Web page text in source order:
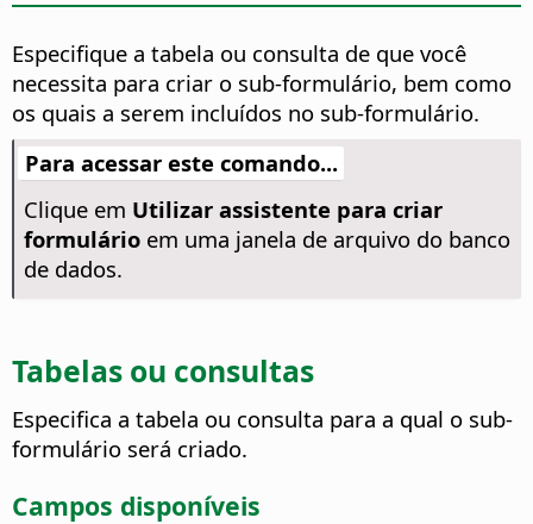
Especifique a tabela ou consulta de que você
necessita para criar o sub-formulário, bem como
os quais a serem incluídos no sub-formulário.
Para acessar este comando...
Clique em Utilizar assistente para criar
formulárioem uma janela de arquivo do banco
de dados.
Tabelas ou consultas
Especifica a tabela ou consulta para a qual o sub-
formulário será criado.
Campos disponíveis